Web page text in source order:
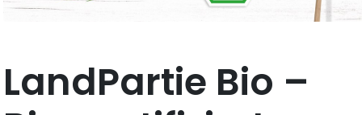
LandPartie Bio –